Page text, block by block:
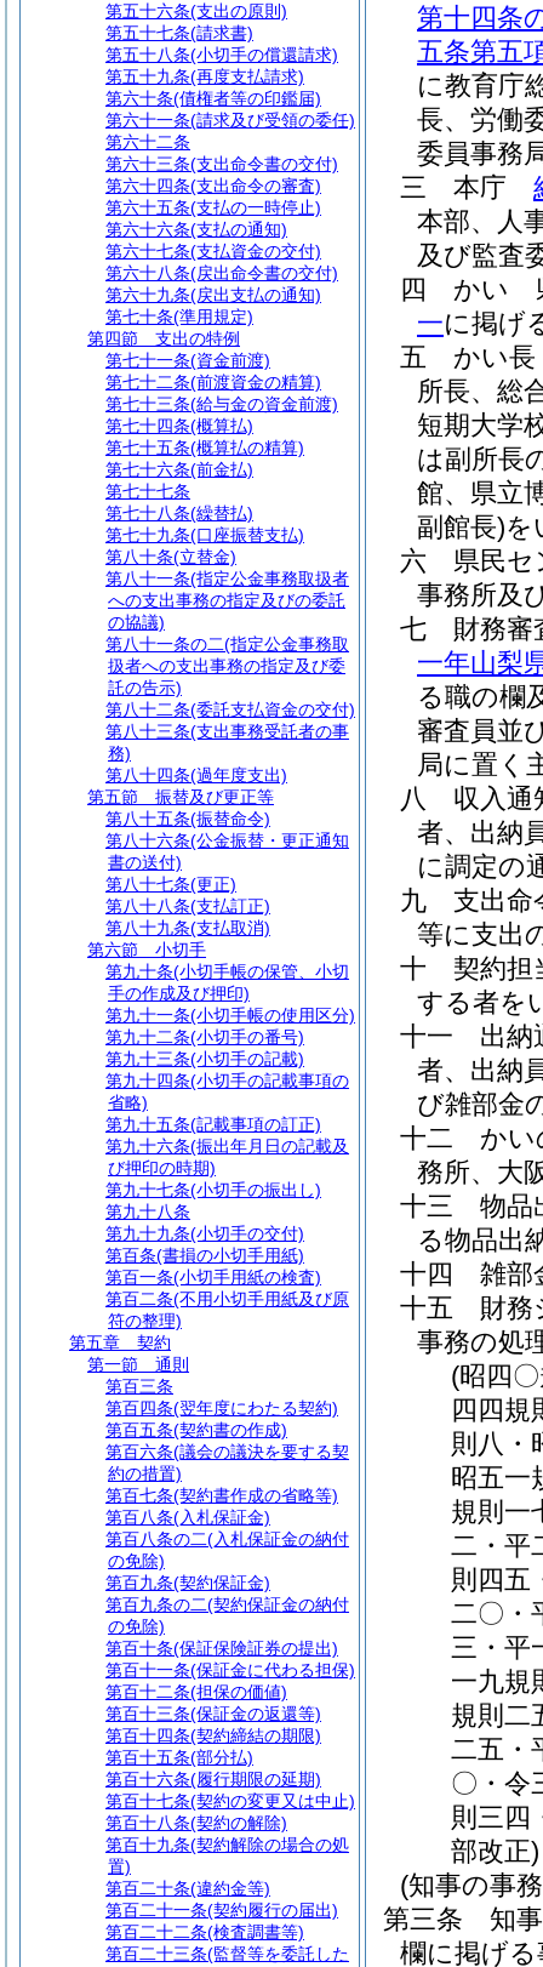
第十四条
五条第五
に教育庁
長、労働
委員事務
三
本庁
本部、人
及び監査
四
かい
一に掲げ
五
かい
所長、総
短期大学
は副所長
館、県立
副館長)を
六
県民
事務所及
七
財務
一年山梨
る職の欄
審査員並
局に置く
八
収入
者、出納
に調定の
九
支出
等に支出
十
契約
する者を
十一
出納
者、出納
び雑部金
十二
か
務所、大
十三
物
る物品出
十四
雑部
十五
財
事務の処
(昭四
四四規
則八・
昭五一
規則一
二・平
則四五
二〇・
三・平
一九規
規則二
二五・
〇・令
則三四
部改正)
(知事の事
第三条
知
欄に掲げ
第五十六条(支出の原則)
第五十七条(請求書)
第五十八条(小切手の償還請求)
第五十九条(再度支払請求)
第六十条(債権者等の印鑑届)
第六十一条(請求及び受領の委任)
第六十二条
第六十三条(支出命令書の交付)
第六十四条(支出命令の審査)
第六十五条(支払の一時停止)
第六十六条(支払の通知)
第六十七条(支払資金の交付)
第六十八条(戻出命令書の交付)
第六十九条(戻出支払の通知)
第七十条(準用規定)
第四節
支出の特例
第七十一条(資金前渡)
第七十二条(前渡資金の精算)
第七十三条(給与金の資金前渡)
第七十四条(概算払)
第七十五条(概算払の精算)
第七十六条(前金払)
第七十七条
第七十八条(繰替払)
第七十九条(口座振替支払)
第八十条(立替金)
第八十一条(指定公金事務取扱者
への支出事務の指定及びの委託
の協議)
第八十一条の二(指定公金事務取
扱者への支出事務の指定及び委
託の告示)
第八十二条(委託支払資金の交付)
第八十三条(支出事務受託者の事
務)
第八十四条(過年度支出)
第五節
振替及び更正等
第八十五条(振替命令)
第八十六条(公金振替・更正通知
書の送付)
第八十七条(更正)
第八十八条(支払訂正)
第八十九条(支払取消)
第六節
小切手
第九十条(小切手帳の保管、小切
手の作成及び押印)
第九十一条(小切手帳の使用区分)
第九十二条(小切手の番号)
第九十三条(小切手の記載)
第九十四条(小切手の記載事項の
省略)
第九十五条(記載事項の訂正)
第九十六条(振出年月日の記載及
び押印の時期)
第九十七条(小切手の振出し)
第九十八条
第九十九条(小切手の交付)
第百条(書損の小切手用紙)
第百一条(小切手用紙の検査)
第百二条(不用小切手用紙及び原
符の整理)
第五章
契約
第一節
通則
第百三条
第百四条(翌年度にわたる契約)
第百五条(契約書の作成)
第百六条(議会の議決を要する契
約の措置)
第百七条(契約書作成の省略等)
第百八条(入札保証金)
第百八条の二(入札保証金の納付
の免除)
第百九条(契約保証金)
第百九条の二(契約保証金の納付
の免除)
第百十条(保証保険証券の提出)
第百十一条(保証金に代わる担保)
第百十二条(担保の価値)
第百十三条(保証金の返還等)
第百十四条(契約締結の期限)
第百十五条(部分払)
第百十六条(履行期限の延期)
第百十七条(契約の変更又は中止)
第百十八条(契約の解除)
第百十九条(契約解除の場合の処
置)
第百二十条(違約金等)
第百二十一条(契約履行の届出)
第百二十二条(検査調書等)
第百二十三条(監督等を委託した